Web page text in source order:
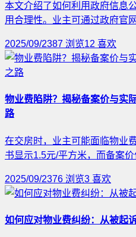
本文介绍了如何利用政府信息
用合理性。业主可通过政府官
网、实名注册、阅读信息公开
一方法简单易行，适合所有业
2025/09/2387 浏览12 喜欢
物业费陷阱？揭秘备案价与实
路
在交房时，业主可能面临物业
书显示1.5元/平方米，而备案
欺诈或重大误解请求撤销合同
业沟通、申请撤销合同及向监
同条款并查询备案价，以防类
2025/09/2376 浏览3 喜欢
如何应对物业费纠纷：从被起